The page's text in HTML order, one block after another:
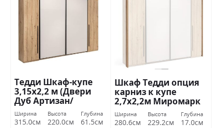
Тедди Шкаф-купе
3,15х2,2 м (Двери
Дуб Артизан/
Кашемир)
Миромарк
Ширина
315.0см
Высота
220.0см
Глубина
61.5см
Шкаф Тедди опция
карниз к купе
2,7х2,2м Миромарк
Ширина
280.6см
Высота
229.2см
Глубина
17.0см